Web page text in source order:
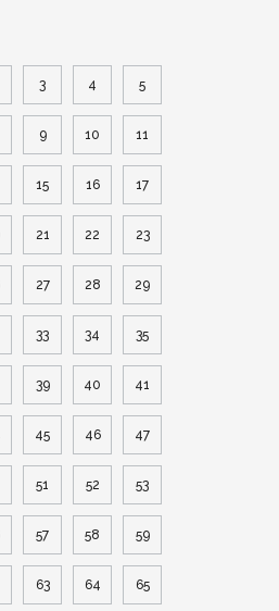
3 4 5
9 10 11
15 16 17
21 22 23
27 28 29
33 34 35
39 40 41
45 46 47
51 52 53
57 58 59
63 64 65